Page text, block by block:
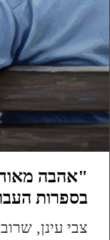
"אהבה
בספרות
צבי עינן,